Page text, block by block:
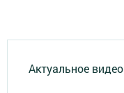
Актуальное видео